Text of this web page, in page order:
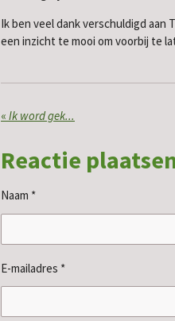
Ik ben veel dank verschuldigd aan
een inzicht te mooi om voorbij te
« Ik word gek...
Reactie
Naam *
E-mailadres *